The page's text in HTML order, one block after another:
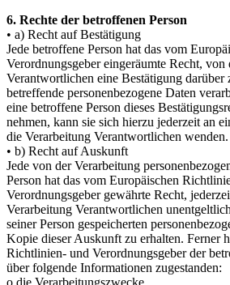
6. Rechte der betroffenen Person
• a) Recht auf Bestätigung
Jede betroffene Person hat das vom
Verordnungsgeber eingeräumte Recht,
Verantwortlichen eine Bestätigung darüber
betreffende personenbezogene Daten
eine betroffene Person dieses
nehmen, kann sie sich hierzu jederzeit an
die Verarbeitung Verantwortlichen wenden.
• b) Recht auf Auskunft
Jede von der Verarbeitung
Person hat das vom Europäischen
Verordnungsgeber gewährte Recht,
Verarbeitung Verantwortlichen
seiner Person gespeicherten
Kopie dieser Auskunft zu erhalten. Ferner
Richtlinien- und Verordnungsgeber der
über folgende Informationen zugestanden:
o die Verarbeitungszwecke